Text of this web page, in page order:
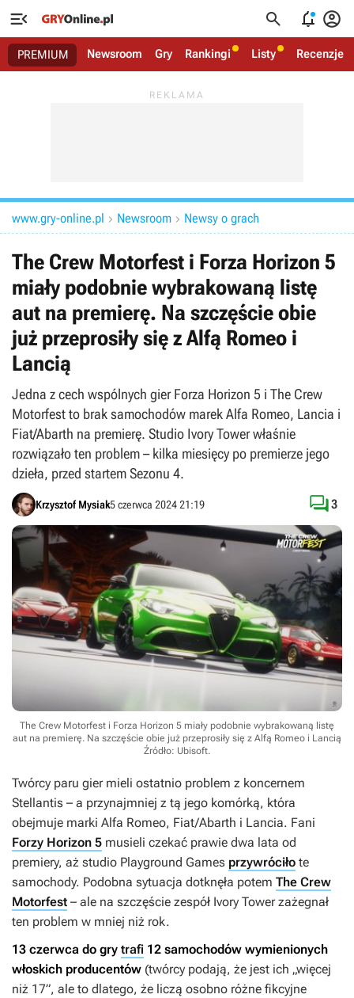
   
PREMIUM Newsroom Gry Rankingi Listy Recenzje
www.gry-online.pl  Newsroom  Newsy o grach
The Crew Motorfest i Forza Horizon 5
miały podobnie wybrakowaną listę
aut na premierę. Na szczęście obie
już przeprosiły się z Alfą Romeo i
Lancią
Jedna z cech wspólnych gier Forza Horizon 5 i The Crew
Motorfest to brak samochodów marek Alfa Romeo, Lancia i
Fiat/Abarth na premierę. Studio Ivory Tower właśnie
rozwiązało ten problem – kilka miesięcy po premierze jego
dzieła, przed startem Sezonu 4.
Krzysztof Mysiak5 czerwca 2024 21:19 3
The Crew Motorfest i Forza Horizon 5 miały podobnie wybrakowaną listę
aut na premierę. Na szczęście obie już przeprosiły się z Alfą Romeo i Lancią
Źródło: Ubisoft.
Twórcy paru gier mieli ostatnio problem z koncernem
Stellantis – a przynajmniej z tą jego komórką, która
obejmuje marki Alfa Romeo, Fiat/Abarth i Lancia. Fani
Forzy Horizon 5 musieli czekać prawie dwa lata od
premiery, aż studio Playground Games przywróciło te
samochody. Podobna sytuacja dotknęła potem The Crew
Motorfest – ale na szczęście zespół Ivory Tower zażegnał
ten problem w mniej niż rok.
13 czerwca do gry trafi 12 samochodów wymienionych
włoskich producentów (twórcy podają, że jest ich „więcej
niż 17”, ale to dlatego, że liczą osobno różne fikcyjne